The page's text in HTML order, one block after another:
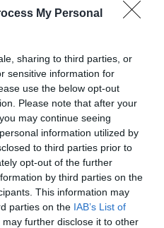
My Personal
sharing to third parties, or
sensitive information for
use the below opt-out
Please note that after your
may continue seeing
information utilized by
to third parties prior to
opt-out of the further
by third parties on the
This information may
parties on the IAB’s List of
may further disclose it to other
célja nem a
tétele volt. A
alapján intézkedési
és
meg a szabályzatok
rend felülvizsgálatát
megerősítését. Az
a város gazdasági